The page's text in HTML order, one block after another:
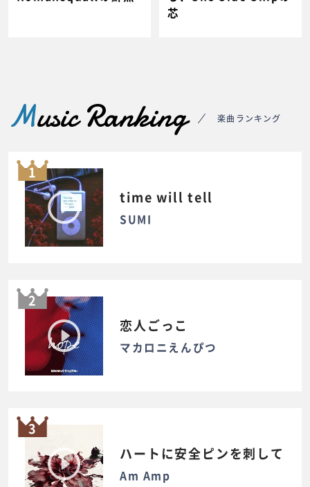
芯
Music Ranking 楽曲ランキング
1
time will tell
SUMI
2
恋人ごっこ
マカロニえんぴつ
3
ハートに安全ピンを刺して
Am Amp